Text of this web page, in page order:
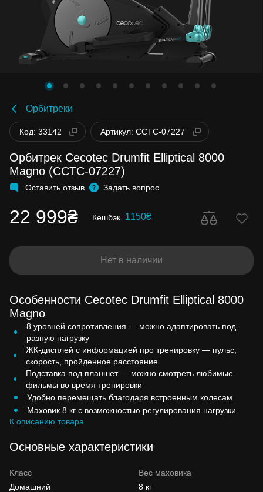
Орбитреки
Код: 33142 Артикул: CCTC-07227
Орбитрек Cecotec Drumfit Elliptical 8000
Magno (CCTC-07227)
Оставить отзыв Задать вопрос
22 999₴ Кешбэк 1150₴
Нет в наличии
Особенности Cecotec Drumfit Elliptical 8000
Magno
8 уровней сопротивления — можно адаптировать под
разную нагрузку
ЖК-дисплей с информацией про тренировку — пульс,
скорость, пройденное расстояние
Подставка под планшет — можно смотреть любимые
фильмы во время тренировки
Удобно перемещать благодаря встроенным колесам
Маховик 8 кг с возможностью регулирования нагрузки
К описанию товара
Основные характеристики
Класс
Домашний
Вес маховика
8 кг